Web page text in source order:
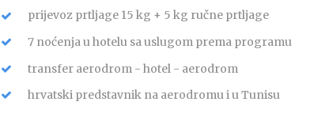
prijevoz prtljage 15 kg + 5 kg ručne prtljage
7 noćenja u hotelu sa uslugom prema programu
transfer aerodrom - hotel - aerodrom
hrvatski predstavnik na aerodromu i u Tunisu